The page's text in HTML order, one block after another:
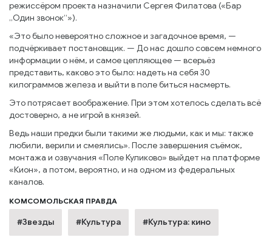
режиссёром проекта назначили Сергея Филатова («Бар
„Один звонок“»).
«Это было невероятно сложное и загадочное время, —
подчёркивает постановщик. — До нас дошло совсем немного
информации о нём, и самое цепляющее — всерьёз
представить, каково это было: надеть на себя 30
килограммов железа и выйти в поле биться насмерть.
Это потрясает воображение. При этом хотелось сделать всё
достоверно, а не игрой в князей.
Ведь наши предки были такими же людьми, как и мы: также
любили, верили и смеялись». После завершения съёмок,
монтажа и озвучания «Поле Куликово» выйдет на платформе
«Кион», а потом, вероятно, и на одном из федеральных
каналов.
КОМСОМОЛЬСКАЯ ПРАВДА
#Звезды #Культура #Культура: кино